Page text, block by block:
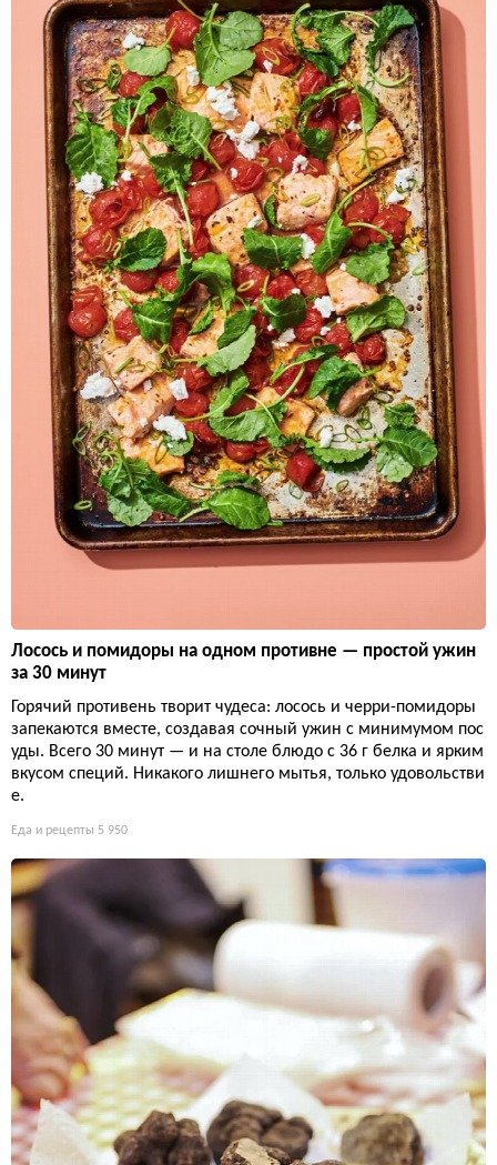
Лосось и помидоры на одном противне — простой ужин
за 30 минут
Горячий противень творит чудеса: лосось и черри-помидоры
запекаются вместе, создавая сочный ужин с минимумом пос
уды. Всего 30 минут — и на столе блюдо с 36 г белка и ярким
вкусом специй. Никакого лишнего мытья, только удовольстви
е.
Еда и рецепты 5 950